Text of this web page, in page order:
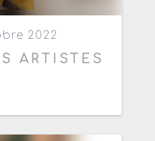
2022
ARTISTES